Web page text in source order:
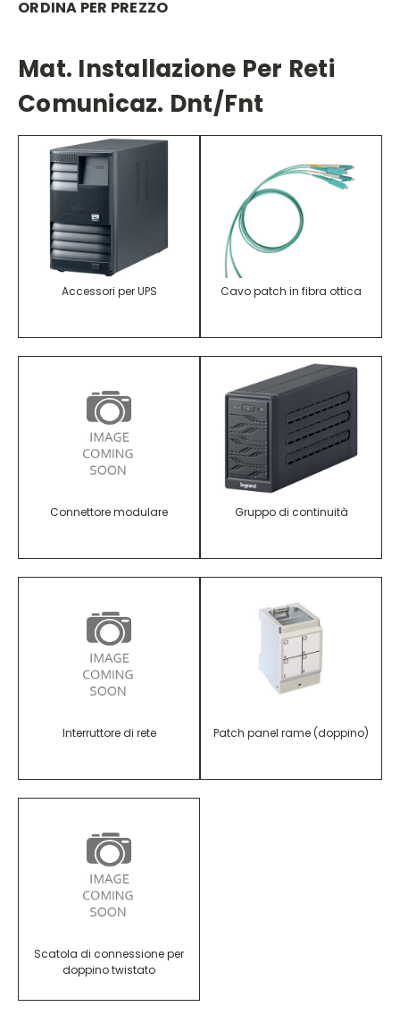
ORDINA PER PREZZO
Mat. Installazione Per Reti
Comunicaz. Dnt/fnt
Accessori per UPS Cavo patch in fibra ottica
Connettore modulare Gruppo di continuità
Interruttore di rete Patch panel rame (doppino)
Scatola di connessione per
doppino twistato